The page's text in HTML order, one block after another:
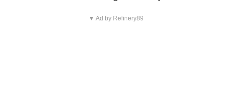
▼ Ad by Refinery89